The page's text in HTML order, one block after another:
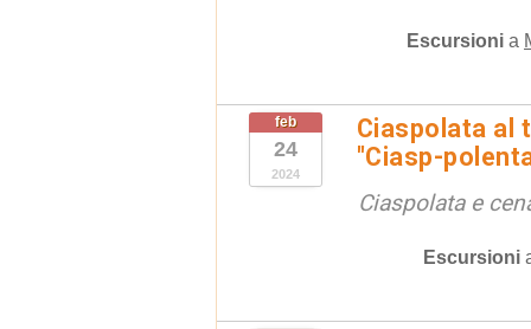
Escursioni a
feb
24
2024
Ciaspolata al
"Ciasp-
Ciaspolata e
Escursioni